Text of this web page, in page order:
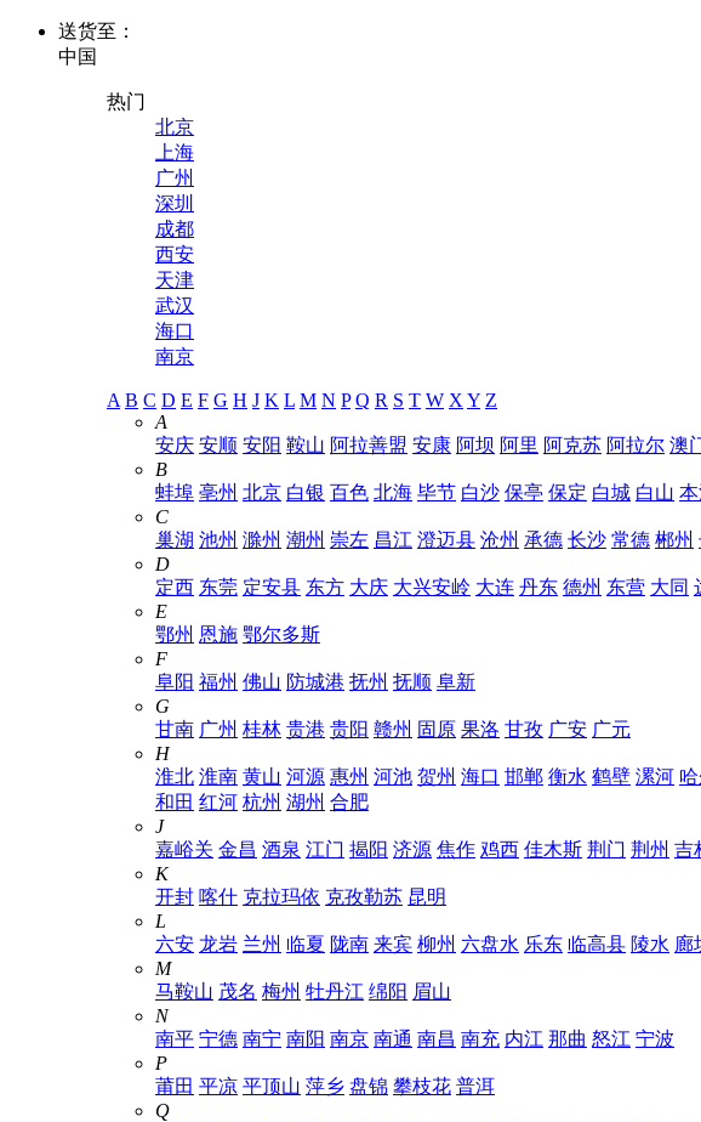
送货至：
中国
热门
北京
上海
广州
深圳
成都
西安
天津
武汉
海口
南京
A B C D E F G H J K L M N P Q R S T W X Y Z
A
安庆 安顺 安阳 鞍山 阿拉善盟 安康 阿坝 阿里 阿克苏 阿拉尔 澳
B
蚌埠 亳州 北京 白银 百色 北海 毕节 白沙 保亭 保定 白城 白山
C
巢湖 池州 滁州 潮州 崇左 昌江 澄迈县 沧州 承德 长沙 常德 郴州
D
定西 东莞 定安县 东方 大庆 大兴安岭 大连 丹东 德州 东营 大同
E
鄂州 恩施 鄂尔多斯
F
阜阳 福州 佛山 防城港 抚州 抚顺 阜新
G
甘南 广州 桂林 贵港 贵阳 赣州 固原 果洛 甘孜 广安 广元
H
淮北 淮南 黄山 河源 惠州 河池 贺州 海口 邯郸 衡水 鹤壁 漯河
和田 红河 杭州 湖州 合肥
J
嘉峪关 金昌 酒泉 江门 揭阳 济源 焦作 鸡西 佳木斯 荆门 荆州 吉
K
开封 喀什 克拉玛依 克孜勒苏 昆明
L
六安 龙岩 兰州 临夏 陇南 来宾 柳州 六盘水 乐东 临高县 陵水 廊
M
马鞍山 茂名 梅州 牡丹江 绵阳 眉山
N
南平 宁德 南宁 南阳 南京 南通 南昌 南充 内江 那曲 怒江 宁波
P
莆田 平凉 平顶山 萍乡 盘锦 攀枝花 普洱
Q